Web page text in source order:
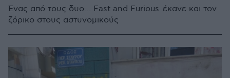
Ένας από τους δυο… Fast and Furious έκανε και τον
ζόρικο στους αστυνομικούς